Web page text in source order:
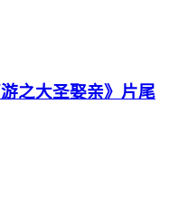
游之大圣娶亲》片尾